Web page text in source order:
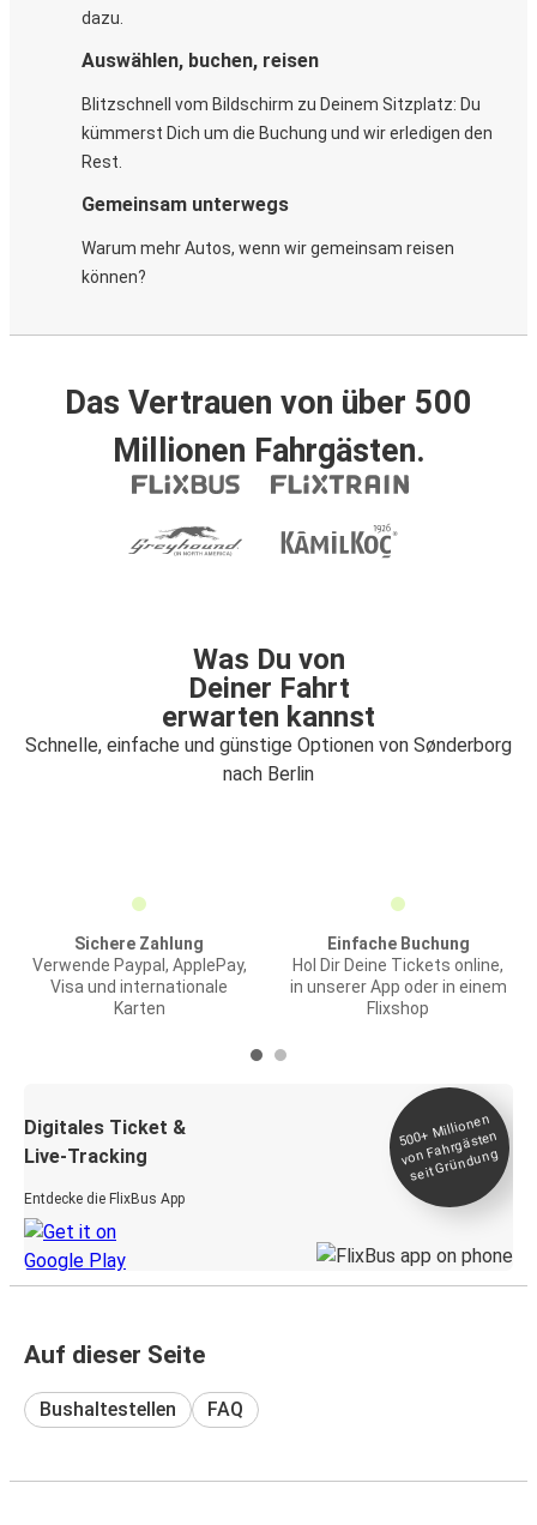
dazu.
Auswählen, buchen, reisen
Blitzschnell vom Bildschirm zu Deinem Sitzplatz: Du
kümmerst Dich um die Buchung und wir erledigen den
Rest.
Gemeinsam unterwegs
Warum mehr Autos, wenn wir gemeinsam reisen
können?
Das Vertrauen von über 500
Millionen Fahrgästen.
Was Du von
Deiner Fahrt
erwarten kannst
Schnelle, einfache und günstige Optionen von Sønderborg
nach Berlin
Sichere Zahlung
Verwende Paypal, ApplePay,
Visa und internationale
Karten
Einfache Buchung
Hol Dir Deine Tickets online,
in unserer App oder in einem
Flixshop
Digitales Ticket &
Live-Tracking
Entdecke die FlixBus App
500+
Millionen
von Fahrgästen
seit
Gründung
Auf dieser Seite
Bushaltestellen FAQ